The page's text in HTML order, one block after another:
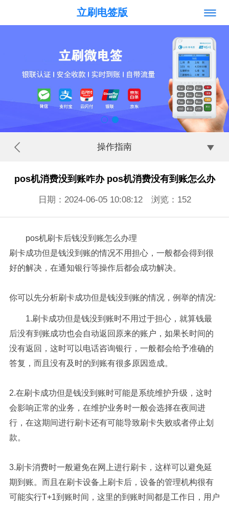
立刷电签版
操作指南
pos机消费没到账咋办 pos机消费没有到账怎么办
日期：2024-06-05 10:08:12 浏览： 152
pos机刷卡后钱没到账怎么办理
刷卡成功但是钱没到账的情况不用担心，一般都会得到很
好的解决，在通知银行等操作后都会成功解决。
你可以先分析刷卡成功但是钱没到账的情况，例举的情况:
1.刷卡成功但是钱没到账时不用过于担心，就算钱最
后没有到账成功也会自动返回原来的账户，如果长时间的
没有返回，这时可以电话咨询银行，一般都会给予准确的
答复，而且没有及时的到账有很多原因造成。
2.在刷卡成功但是钱没到账时可能是系统维护升级，这时
会影响正常的业务，在维护业务时一般会选择在夜间进
行，在这期间进行刷卡还有可能导致刷卡失败或者停止划
款。
3.刷卡消费时一般避免在网上进行刷卡，这样可以避免延
期到账。而且在刷卡设备上刷卡后，设备的管理机构很有
可能实行T+1到账时间，这里的到账时间都是工作日，用户